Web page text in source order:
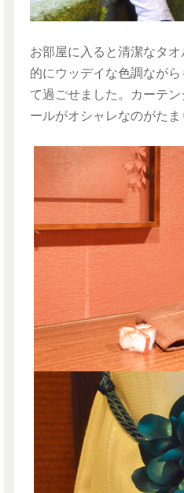
お部屋に入ると清潔なタ
的にウッデイな色調なが
て過ごせました。カーテ
ールがオシャレなのがたま